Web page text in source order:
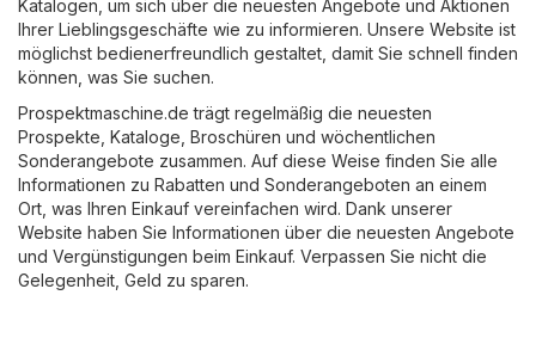
Katalogen, um sich über die neuesten Angebote und Aktionen
Ihrer Lieblingsgeschäfte wie zu informieren. Unsere Website ist
möglichst bedienerfreundlich gestaltet, damit Sie schnell finden
können, was Sie suchen.
Prospektmaschine.de trägt regelmäßig die neuesten
Prospekte, Kataloge, Broschüren und wöchentlichen
Sonderangebote zusammen. Auf diese Weise finden Sie alle
Informationen zu Rabatten und Sonderangeboten an einem
Ort, was Ihren Einkauf vereinfachen wird. Dank unserer
Website haben Sie Informationen über die neuesten Angebote
und Vergünstigungen beim Einkauf. Verpassen Sie nicht die
Gelegenheit, Geld zu sparen.